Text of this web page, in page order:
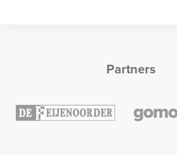
Partners